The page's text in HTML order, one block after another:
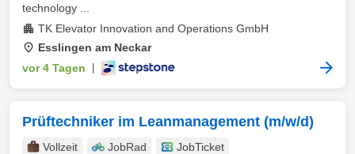
technology ...
TK Elevator Innovation and Operations GmbH
Esslingen am Neckar
vor 4 Tagen
Prüftechniker im Leanmanagement (m/w/d)
Vollzeit JobRad
JobTicket